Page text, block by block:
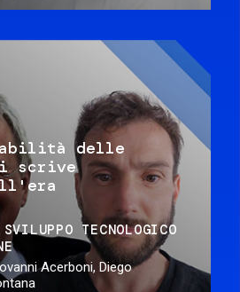
delle
scrive
SVILUPPO TECNOLOGICO
Acerboni, Diego